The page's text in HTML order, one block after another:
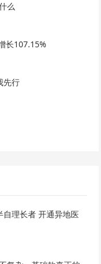
么
长107.15%
先行
自理长者 开通异地医